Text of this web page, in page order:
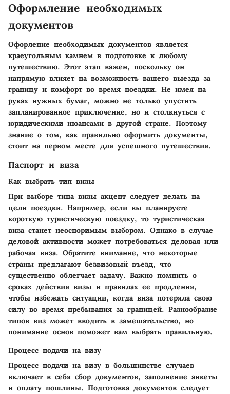
Оформление необходимых
документов
Офорление необходимых документов является
краеугольным камнем в подготовке к любому
путешествию. Этот этап важен, поскольку он
напрямую влияет на возможность вашего выезда за
границу и комфорт во время поездки. Не имея на
руках нужных бумаг, можно не только упустить
запланированное приключение, но и столкнуться с
юридическими нюансами в другой стране. Поэтому
знание о том, как правильно оформить документы,
стоит на первом месте для успешного путешествия.
Паспорт и виза
Как выбрать тип визы
При выборе типа визы акцент следует делать на
цели поездки. Например, если вы планируете
короткую туристическую поездку, то туристическая
виза станет неоспоримым выбором. Однако в случае
деловой активности может потребоваться деловая или
рабочая виза. Обратите внимание, что некоторые
страны предлагают безвизовый въезд, что
существенно облегчает задачу. Важно помнить о
сроках действия визы и правилах ее продления,
чтобы избежать ситуации, когда виза потеряла свою
силу во время пребывания за границей. Разнообразие
типов виз может вводить в замешательство, но
понимание основ поможет вам выбрать правильную.
Процесс подачи на визу
Процесс подачи на визу в большинстве случаев
включает в себя сбор документов, заполнение анкеты
и оплату пошлины. Подготовка документов следует